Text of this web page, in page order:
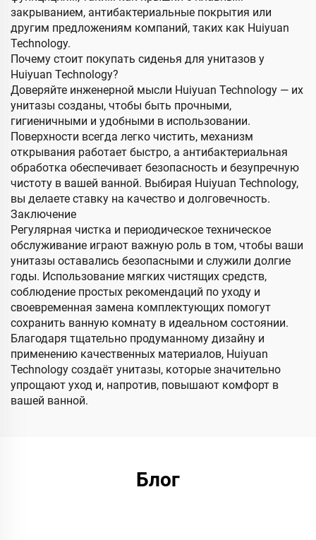
закрыванием, антибактериальные покрытия или
другим предложениям компаний, таких как Huiyuan
Technology.
Почему стоит покупать сиденья для унитазов у
Huiyuan Technology?
Доверяйте инженерной мысли Huiyuan Technology — их
унитазы созданы, чтобы быть прочными,
гигиеничными и удобными в использовании.
Поверхности всегда легко чистить, механизм
открывания работает быстро, а антибактериальная
обработка обеспечивает безопасность и безупречную
чистоту в вашей ванной. Выбирая Huiyuan Technology,
вы делаете ставку на качество и долговечность.
Заключение
Регулярная чистка и периодическое техническое
обслуживание играют важную роль в том, чтобы ваши
унитазы оставались безопасными и служили долгие
годы. Использование мягких чистящих средств,
соблюдение простых рекомендаций по уходу и
своевременная замена комплектующих помогут
сохранить ванную комнату в идеальном состоянии.
Благодаря тщательно продуманному дизайну и
применению качественных материалов, Huiyuan
Technology создаёт унитазы, которые значительно
упрощают уход и, напротив, повышают комфорт в
вашей ванной.
Блог